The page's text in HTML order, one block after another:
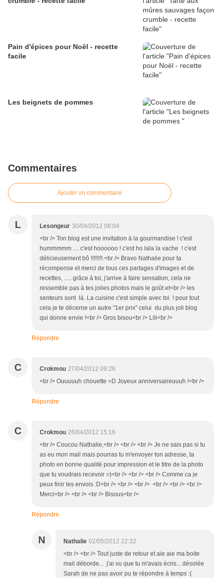
Pain d'épices pour Noël - recette
facile
Les beignets de pommes
Commentaires
Ajouter un commentaire
L Lesongeur 30/04/2012 08:04
<br /> Ton blog est une invitation à la gourmandise ! c'est
hummmmm .... c'est hoooooo ! c'est ho lala la vache ! c'est
délicieusement bô !!!!!!!!.<br /> Bravo Nathalie pour ta
récompense et merci de tous ces partages d'images et de
recettes, ..... grâce à toi, j'arrive à faire sensation, cela ne
ressemble pas à tes jolies photos mais le goût et<br /> les
senteurs sont là. La cuisine c'est simple avec toi ! pour tout
cela je te décerne un autre "1er prix" celui du plus joli blog
qui donne envie !<br /> Gros bisou<br /> Lili<br />
Répondre
C Crokmou 27/04/2012 09:26
<br /> Ouuuuuh chouette =D Joyeux anniversaireuuuh !<br />
Répondre
C Crokmou 26/04/2012 15:16
<br /> Coucou Nathalie,<br /> <br /> <br /> Je ne sais pas si tu
as eu mon mail mais pourras tu m'envoyer ton adresse, ta
photo en bonne qualité pour impression et le titre de la photo
que tu voudrais recevoir =)<br /> <br /> <br /> Comme ca je
peux finir les envois :D<br /> <br /> <br /> <br /> <br /> <br />
Merci<br /> <br /> <br /> Bisous<br />
Répondre
N Nathalie 02/05/2012 22:32
<br /> <br /> Tout juste de retour et aie aie ma boite
mail déborde... j'ai vu que tu m'avais écris... désolée
Sarah de ne pas avoir pu te répondre à temps :(